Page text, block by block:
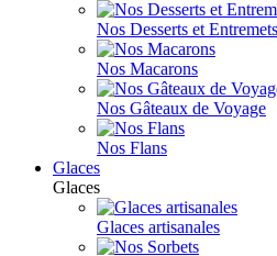
Nos Desserts et Entremets
Nos Macarons
Nos Gâteaux de Voyage
Nos Flans
Glaces
Glaces
Glaces artisanales